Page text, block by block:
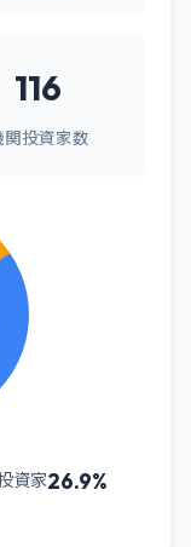
116
関投資家数
資家26.9%